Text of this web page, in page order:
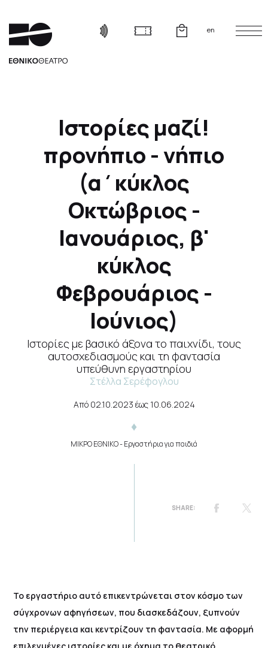
en
Ιστορίες μαζί!
προνήπιο - νήπιο
(α΄κύκλος
Οκτώβριος -
Ιανουάριος, β'
κύκλος
Φεβρουάριος -
Ιούνιος)
Ιστορίες με βασικό άξονα το παιχνίδι, τους
αυτοσχεδιασμούς και τη φαντασία
υπεύθυνη εργαστηρίου
Στέλλα Σερέφογλου
Από 02.10.2023 έως 10.06.2024
ΜΙΚΡΟ ΕΘΝΙΚΟ- Εργαστήρια για παιδιά
Το εργαστήριο αυτό επικεντρώνεται στον κόσμο των
σύγχρονων αφηγήσεων, που διασκεδάζουν, ξυπνούν
την περιέργεια και κεντρίζουν τη φαντασία. Με αφορμή